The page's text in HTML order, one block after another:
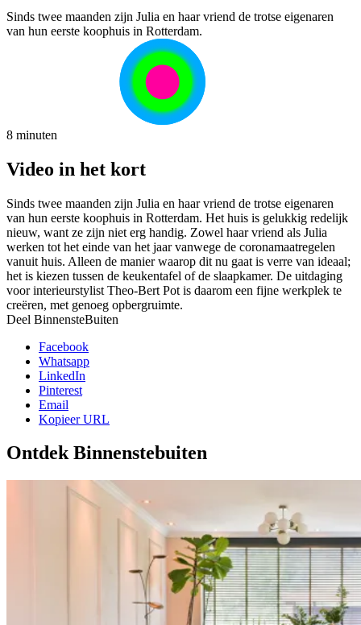
Sinds twee maanden zijn Julia en haar vriend de trotse eigenaren
van hun eerste koophuis in Rotterdam.
8 minuten
Video in het kort
Sinds twee maanden zijn Julia en haar vriend de trotse eigenaren
van hun eerste koophuis in Rotterdam. Het huis is gelukkig redelijk
nieuw, want ze zijn niet erg handig. Zowel haar vriend als Julia
werken tot het einde van het jaar vanwege de coronamaatregelen
vanuit huis. Alleen de manier waarop dit nu gaat is verre van ideaal;
het is kiezen tussen de keukentafel of de slaapkamer. De uitdaging
voor interieurstylist Theo-Bert Pot is daarom een fijne werkplek te
creëren, met genoeg opbergruimte.
Deel BinnensteBuiten
Facebook
Whatsapp
LinkedIn
Pinterest
Email
Kopieer URL
Ontdek Binnenstebuiten